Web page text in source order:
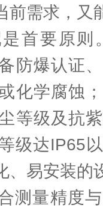
前需求，又
首要原则
防爆认证
化学腐蚀
等级及抗
级达IP65
、易安装的
测量精度